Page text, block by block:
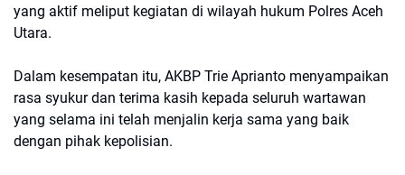
yang aktif meliput kegiatan di wilayah hukum Polres Aceh
Utara.
Dalam kesempatan itu, AKBP Trie Aprianto menyampaikan
rasa syukur dan terima kasih kepada seluruh wartawan
yang selama ini telah menjalin kerja sama yang baik
dengan pihak kepolisian.